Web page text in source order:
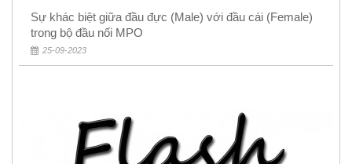
Sự khác biệt giữa đầu đực (Male) với đầu cái (Female)
trong bộ đầu nối MPO
25-09-2023